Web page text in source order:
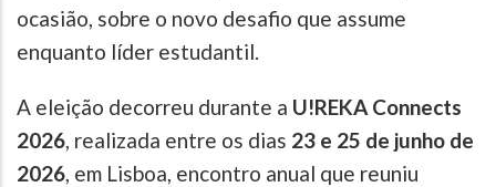
ocasião, sobre o novo desafio que assume
enquanto líder estudantil.
A eleição decorreu durante a U!REKA Connects
2026, realizada entre os dias 23 e 25 de junho de
2026, em Lisboa, encontro anual que reuniu